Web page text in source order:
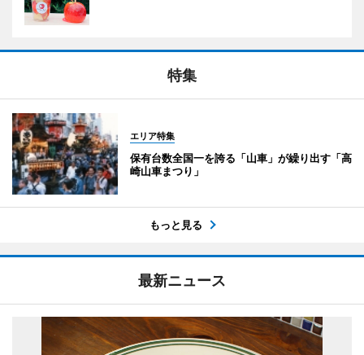
特集
エリア特集
保有台数全国一を誇る「山車」が繰り出す「高
崎山車まつり」
もっと見る
最新ニュース